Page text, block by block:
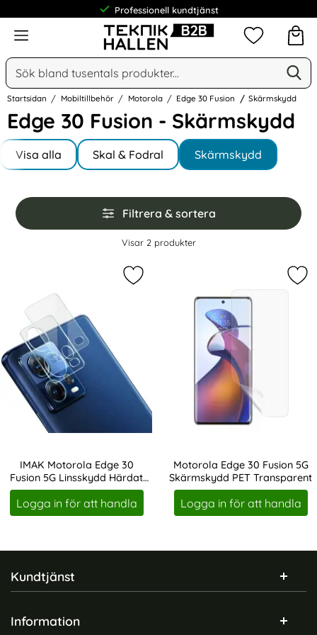
Professionell kundtjänst
Meny
Sök
Sök på Narse Group AB
Mina
Startsidan Mobiltillbehör Motorola Edge 30 Fusion Skärmskydd
Edge 30 Fusion - Skärmskydd
Hoppa
produkter
Underkategorier
Visa alla
I Edge 30 FusionSkal & Fodral Skärmskydd
Hoppa
över
filtersektionen
Filtrera & sortera
Filtrera & sortera
Visar 2 produkter
IMAK Motorola Edge 30
Fusion 5G Linsskydd Härdat
Glas
Art. nr 213799
Logga in för att handla
Markera iMAK Motorola Edge 30
Motorola Edge 30 Fusion 5G
Skärmskydd PET Transparent
Art. nr 213804
Logga in för att handla
Sidfot Blandad info och länkar
Kundtjänst
Information